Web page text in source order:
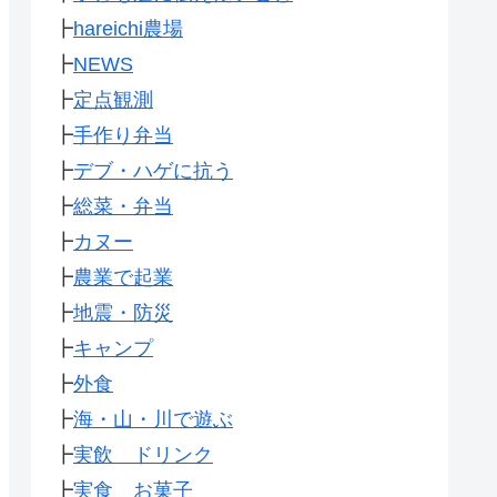
┣hareichi農場
┣NEWS
┣定点観測
┣手作り弁当
┣デブ・ハゲに抗う
┣総菜・弁当
┣カヌー
┣農業で起業
┣地震・防災
┣キャンプ
┣外食
┣海・山・川で遊ぶ
┣実飲 ドリンク
┣実食 お菓子